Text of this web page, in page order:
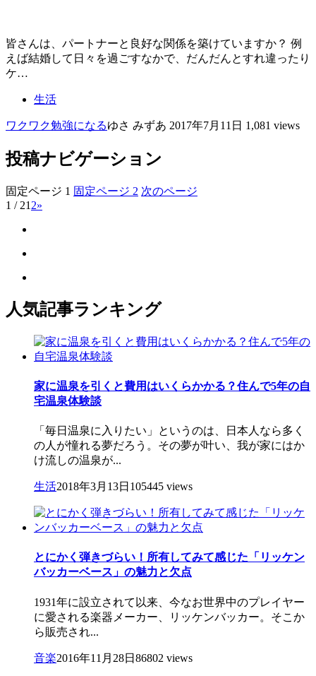
皆さんは、パートナーと良好な関係を築けていますか？ 例
えば結婚して日々を過ごすなかで、だんだんとすれ違ったり
ケ…
生活
ワクワク勉強になるゆさ みずあ 2017年7月11日 1,081 views
投稿ナビゲーション
固定ページ 1 固定ページ 2 次のページ
1 / 21 2»
人気記事ランキング
家に温泉を引くと費用はいくらかかる？住んで5年の自
宅温泉体験談
「毎日温泉に入りたい」というのは、日本人なら多く
の人が憧れる夢だろう。その夢が叶い、我が家にはか
け流しの温泉が...
生活2018年3月13日 105445 views
とにかく弾きづらい！所有してみて感じた「リッケン
バッカーベース」の魅力と欠点
1931年に設立されて以来、今なお世界中のプレイヤー
に愛される楽器メーカー、リッケンバッカー。そこか
ら販売され...
音楽2016年11月28日 86802 views